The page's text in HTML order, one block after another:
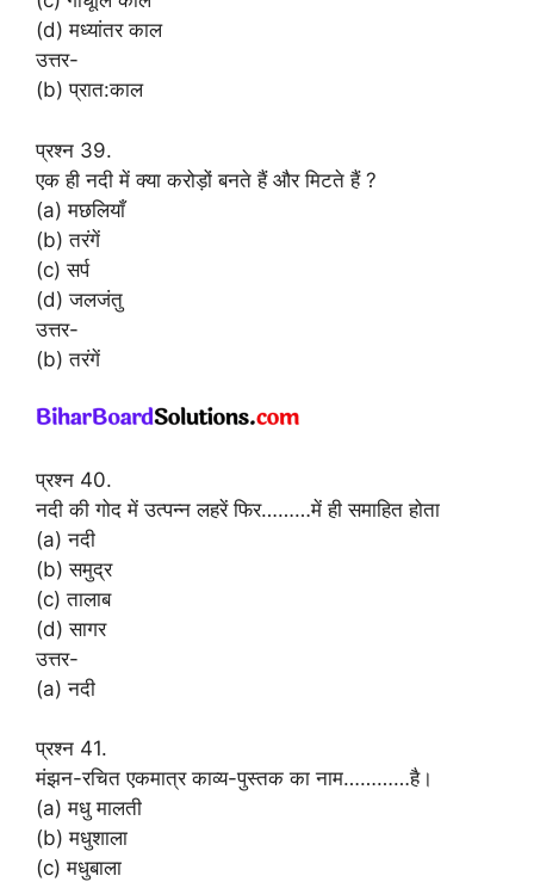
(d) मध्यांतर काल
उत्तर-
(b) प्रात:काल
प्रश्न 39.
एक ही नदी में क्या करोड़ों बनते हैं और मिटते हैं ?
(a) मछलियाँ
(b) तरंगें
(c) सर्प
(d) जलजंतु
उत्तर-
(b) तरंगें
प्रश्न 40.
नदी की गोद में उत्पन्न लहरें फिर………में ही समाहित होता
(a) नदी
(b) समुद्र
(c) तालाब
(d) सागर
उत्तर-
(a) नदी
प्रश्न 41.
मंझन-रचित एकमात्र काव्य-पुस्तक का नाम…………है।
(a) मधु मालती
(b) मधुशाला
(c) मधुबाला